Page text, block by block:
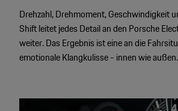
Drehzahl, Drehmoment, Geschwindigkeit
Shift leitet jedes Detail an den Porsche
weiter. Das Ergebnis ist eine an die
emotionale Klangkulisse - innen wie außen.